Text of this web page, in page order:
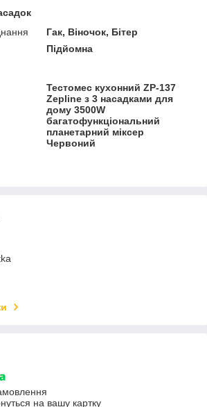
Гак, Віночок, Бітер
Підйомна
Тестомес кухонний ZP-137
Zepline з 3 насадками для
дому 3500W
багатофункціональний
планетарний міксер
Червоний
на вашу картку